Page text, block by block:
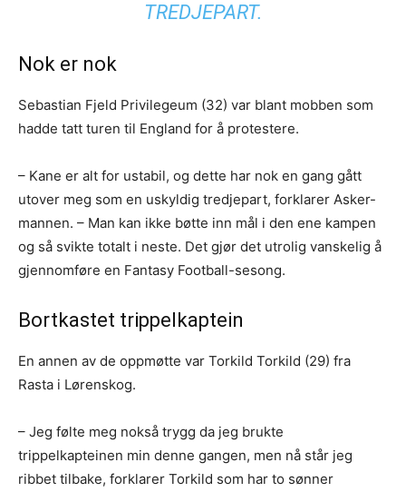
TREDJEPART.
Nok er nok
Sebastian Fjeld Privilegeum (32) var blant mobben som
hadde tatt turen til England for å protestere.
– Kane er alt for ustabil, og dette har nok en gang gått
utover meg som en uskyldig tredjepart, forklarer Asker-
mannen. – Man kan ikke bøtte inn mål i den ene kampen
og så svikte totalt i neste. Det gjør det utrolig vanskelig å
gjennomføre en Fantasy Football-sesong.
Bortkastet trippelkaptein
En annen av de oppmøtte var Torkild Torkild (29) fra
Rasta i Lørenskog.
– Jeg følte meg nokså trygg da jeg brukte
trippelkapteinen min denne gangen, men nå står jeg
ribbet tilbake, forklarer Torkild som har to sønner